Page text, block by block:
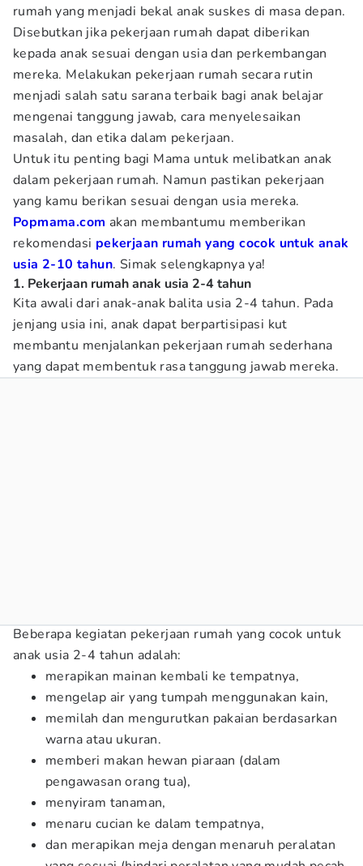
rumah yang menjadi bekal anak suskes di masa depan.
Disebutkan jika pekerjaan rumah dapat diberikan
kepada anak sesuai dengan usia dan perkembangan
mereka. Melakukan pekerjaan rumah secara rutin
menjadi salah satu sarana terbaik bagi anak belajar
mengenai tanggung jawab, cara menyelesaikan
masalah, dan etika dalam pekerjaan.
Untuk itu penting bagi Mama untuk melibatkan anak
dalam pekerjaan rumah. Namun pastikan pekerjaan
yang kamu berikan sesuai dengan usia mereka.
Popmama.com akan membantumu memberikan
rekomendasi pekerjaan rumah yang cocok untuk anak
usia 2-10 tahun. Simak selengkapnya ya!
1. Pekerjaan rumah anak usia 2-4 tahun
Kita awali dari anak-anak balita usia 2-4 tahun. Pada
jenjang usia ini, anak dapat berpartisipasi kut
membantu menjalankan pekerjaan rumah sederhana
yang dapat membentuk rasa tanggung jawab mereka.
Beberapa kegiatan pekerjaan rumah yang cocok untuk
anak usia 2-4 tahun adalah:
merapikan mainan kembali ke tempatnya,
mengelap air yang tumpah menggunakan kain,
memilah dan mengurutkan pakaian berdasarkan
warna atau ukuran.
memberi makan hewan piaraan (dalam
pengawasan orang tua),
menyiram tanaman,
menaru cucian ke dalam tempatnya,
dan merapikan meja dengan menaruh peralatan